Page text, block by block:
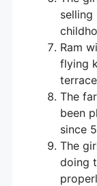
selling
Ram
flying
The
been
since
The
doing